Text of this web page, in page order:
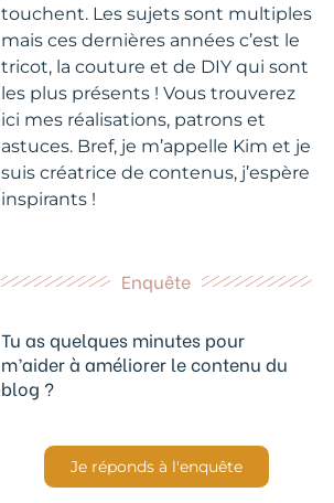
touchent. Les sujets sont multiples
mais ces dernières années c’est le
tricot, la couture et de DIY qui sont
les plus présents ! Vous trouverez
ici mes réalisations, patrons et
astuces. Bref, je m’appelle Kim et je
suis créatrice de contenus, j’espère
inspirants !
Enquête
Tu as quelques minutes pour
m’aider à améliorer le contenu du
blog ?
Je réponds à l'enquête